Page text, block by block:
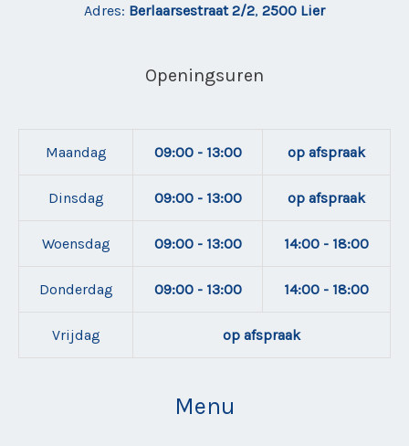
Adres: Berlaarsestraat 2/2, 2500 Lier
Openingsuren
Maandag 09:00 - 13:00 op afspraak
Dinsdag 09:00 - 13:00 op afspraak
Woensdag 09:00 - 13:00 14:00 - 18:00
Donderdag 09:00 - 13:00 14:00 - 18:00
Vrijdag op afspraak
Menu